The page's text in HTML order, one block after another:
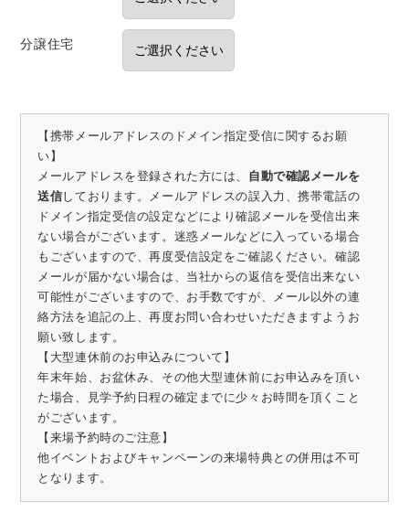
分譲住宅
【携帯メールアドレスのドメイン指定受信に関するお願
い】
メールアドレスを登録された方には、 自動で確認メールを
送信しております。メールアドレスの誤入力、携帯電話の
ドメイン指定受信の設定などにより確認メールを受信出来
ない場合がございます。迷惑メールなどに入っている場合
もございますので、再度受信設定をご確認ください。確認
メールが届かない場合は、当社からの返信を受信出来ない
可能性がございますので、お手数ですが、メール以外の連
絡方法を追記の上、再度お問い合わせいただきますようお
願い致します。
【大型連休前のお申込みについて】
年末年始、お盆休み、その他大型連休前にお申込みを頂い
た場合、見学予約日程の確定までに少々お時間を頂くこと
がございます。
【来場予約時のご注意】
他イベントおよびキャンペーンの来場特典との併用は不可
となります。